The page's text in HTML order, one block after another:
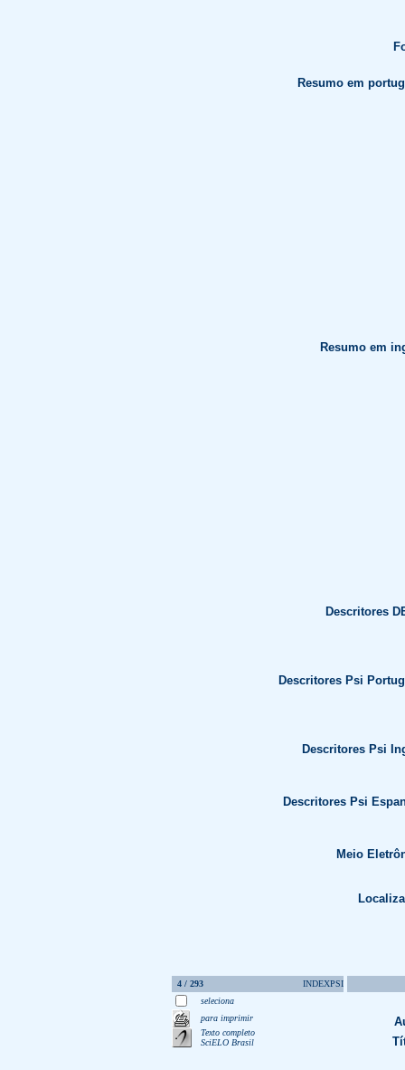
Resumo em
Resumo em
Descritores
Descritores Psi
Descritores Psi
Descritores Psi
Meio
4 / 293
INDEXPSI
seleciona
para imprimir
Texto completo
SciELO Brasil